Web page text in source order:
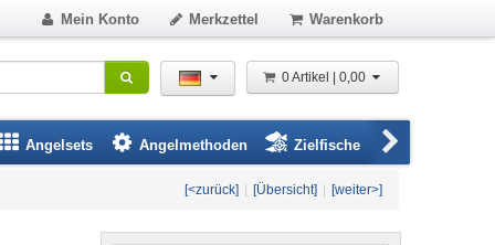
Mein Konto Merkzettel Warenkorb
0 Artikel | 0,00
Angelsets Angelmethoden Zielfische
[<zurück] [Übersicht] [weiter>]